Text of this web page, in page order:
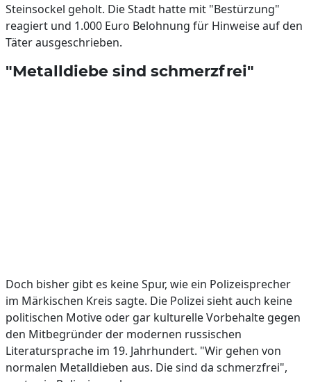
Steinsockel geholt. Die Stadt hatte mit "Bestürzung"
reagiert und 1.000 Euro Belohnung für Hinweise auf den
Täter ausgeschrieben.
"Metalldiebe sind schmerzfrei"
Doch bisher gibt es keine Spur, wie ein Polizeisprecher
im Märkischen Kreis sagte. Die Polizei sieht auch keine
politischen Motive oder gar kulturelle Vorbehalte gegen
den Mitbegründer der modernen russischen
Literatursprache im 19. Jahrhundert. "Wir gehen von
normalen Metalldieben aus. Die sind da schmerzfrei",